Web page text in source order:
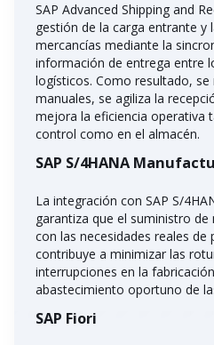
SAP Advanced Shipping and
gestión de la carga entrante y
mercancías mediante la
información de entrega entre
logísticos. Como resultado, se
manuales, se agiliza la
mejora la eficiencia operativa
control como en el almacén.
SAP S/4HANA
La integración con SAP S/
garantiza que el suministro
con las necesidades reales de
contribuye a minimizar las
interrupciones en la
abastecimiento oportuno de
SAP Fiori